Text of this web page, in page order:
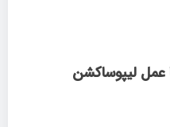
لیپوساکشن